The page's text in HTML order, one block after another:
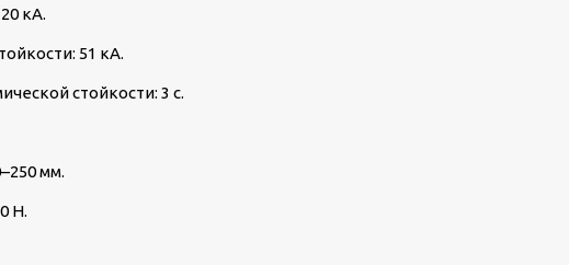
кА.
51 кА.
стойкости: 3 с.
мм.
Н.